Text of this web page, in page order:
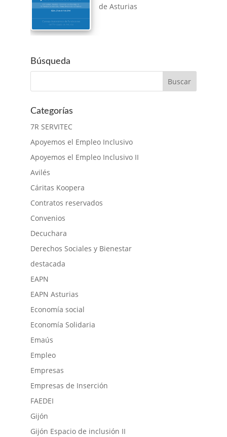
de Asturias
Búsqueda
Categorías
7R SERVITEC
Apoyemos el Empleo Inclusivo
Apoyemos el Empleo Inclusivo II
Avilés
Cáritas Koopera
Contratos reservados
Convenios
Decuchara
Derechos Sociales y Bienestar
destacada
EAPN
EAPN Asturias
Economía social
Economía Solidaria
Emaús
Empleo
Empresas
Empresas de Inserción
FAEDEI
Gijón
Gijón Espacio de inclusión II